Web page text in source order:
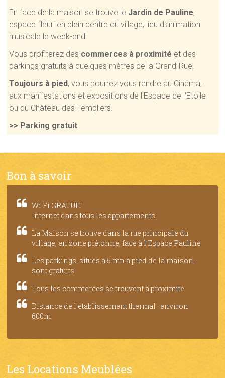
En face de la maison se trouve le Jardin de Pauline,
espace fleuri en plein centre du village, lieu d'animation
musicale le week-end.
Vous profiterez des commerces à proximité et des
parkings gratuits à quelques mètres de la Grand-Rue.
Toujours à pied, vous pourrez vous rendre au Cinéma,
aux manifestations et expositions de l'Espace de l'Etoile
ou du Château des Templiers.
>> Parking gratuit
Bon à savoir
Wi Fi GRATUIT
Internet dans tous les appartements
La Maison se trouve dans la rue principale du
village, en zone piétonne, face à l’Espace Pauline
Les parkings, situés à 5 mn à pied de la maison,
sont gratuits
Tous les commerces se trouvent à proximité
Distance de l’établissement thermal : environ
600m
Les Locations Meublées